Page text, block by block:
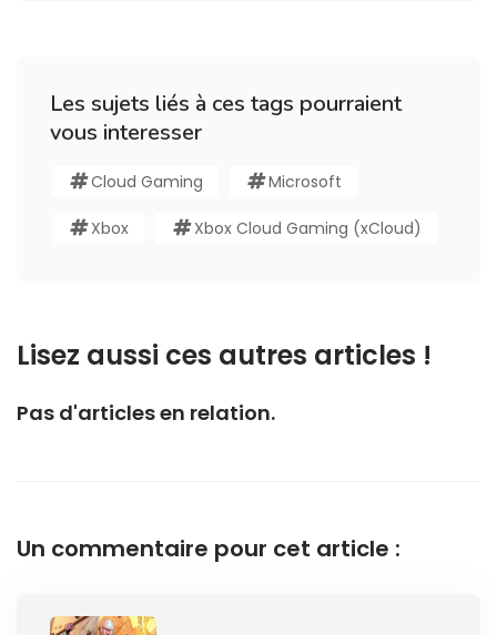
Les sujets liés à ces tags pourraient
vous interesser
Cloud Gaming Microsoft
Xbox Xbox Cloud Gaming (xCloud)
Lisez aussi ces autres articles !
Pas d'articles en relation.
Un commentaire pour cet article :